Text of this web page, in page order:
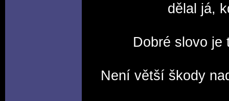
dělal já,
Dobré slovo
Není větší škody